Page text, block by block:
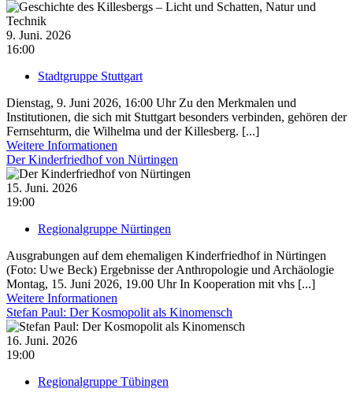
9. Juni. 2026
16:00
Stadtgruppe Stuttgart
Dienstag, 9. Juni 2026, 16:00 Uhr Zu den Merkmalen und
Institutionen, die sich mit Stuttgart besonders verbinden, gehören der
Fernsehturm, die Wilhelma und der Killesberg. [...]
Weitere Informationen
Der Kinderfriedhof von Nürtingen
15. Juni. 2026
19:00
Regionalgruppe Nürtingen
Ausgrabungen auf dem ehemaligen Kinderfriedhof in Nürtingen
(Foto: Uwe Beck) Ergebnisse der Anthropologie und Archäologie
Montag, 15. Juni 2026, 19.00 Uhr In Kooperation mit vhs [...]
Weitere Informationen
Stefan Paul: Der Kosmopolit als Kinomensch
16. Juni. 2026
19:00
Regionalgruppe Tübingen